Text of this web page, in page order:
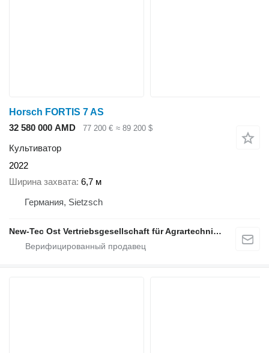
Horsch FORTIS 7 AS
32 580 000 AMD
77 200 € ≈ 89 200 $
Культиватор
2022
Ширина захвата 6,7 м
Германия, Sietzsch
New-Tec Ost Vertriebsgesellschaft für Agrartechnik mbH